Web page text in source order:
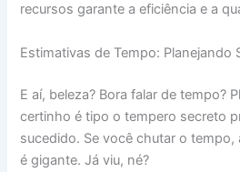
recursos garante a eficiência e a
Estimativas de Tempo: Planejando
E aí, beleza? Bora falar de tempo?
certinho é tipo o tempero secreto
sucedido. Se você chutar o tempo,
é gigante. Já viu, né?